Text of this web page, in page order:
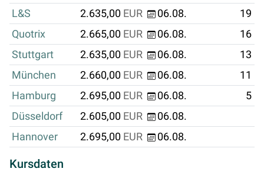
L&S
2.635,00 EUR 06.08.
19
Quotrix
2.665,00 EUR 06.08.
16
Stuttgart
2.635,00 EUR 06.08.
13
München
2.660,00 EUR 06.08.
11
Hamburg
2.695,00 EUR 06.08.
5
Düsseldorf
2.605,00 EUR
06.08.
Hannover
2.695,00 EUR 06.08.
Kursdaten